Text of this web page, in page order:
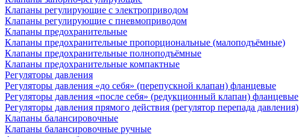
Клапаны регулирующие с электроприводом
Клапаны регулирующие с пневмоприводом
Клапаны предохранительные
Клапаны предохранительные пропорциональные (малоподъёмные)
Клапаны предохранительные полноподъёмные
Клапаны предохранительные компактные
Регуляторы давления
Регуляторы давления «до себя» (перепускной клапан) фланцевые
Регуляторы давления «после себя» (редукционный клапан) фланцевые
Регуляторы давления прямого действия (регулятор перепада давления)
Клапаны балансировочные
Клапаны балансировочные ручные